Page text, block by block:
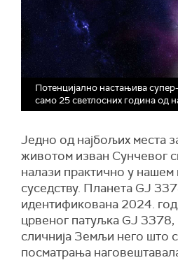
Потенцијално настањива
само 25 светлосних година од
Једно од најбољих места
животом изван Сунчевог
налази практично у
суседству. Планета GJ
идентификована 2024.
црвеног патуљка GJ 3378,
сличнија Земљи него што
посматрања